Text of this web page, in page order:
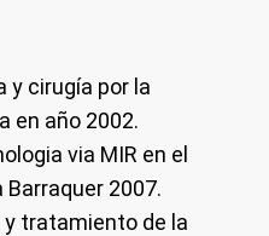
y cirugía por la
en año 2002.
via MIR en el
2007.
tratamiento de la